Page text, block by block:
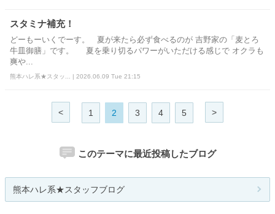
スタミナ補充！
どーもーいくでーす。 夏が来たら必ず食べるのが 吉野家の「麦とろ
牛皿御膳」です。 夏を乗り切るパワーがいただける感じで オクラも
爽や...
熊本ハレ系★スタッ... | 2026.06.09 Tue 21:15
< 1 2 3 4 5 >
このテーマに最近投稿したブログ
熊本ハレ系★スタッフブログ